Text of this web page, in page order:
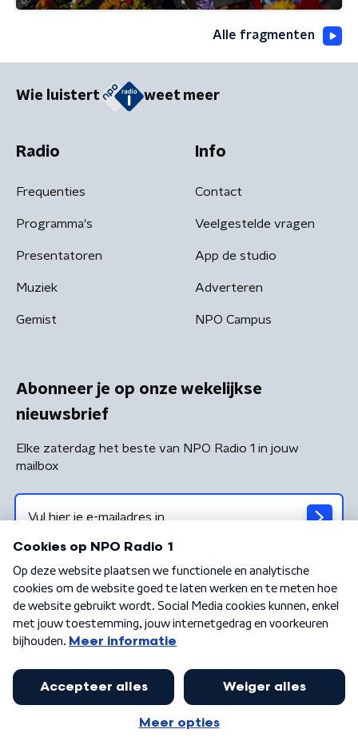
Alle fragmenten
Wie luistert weet meer
Radio
Frequenties
Programma's
Presentatoren
Muziek
Gemist
Info
Contact
Veelgestelde vragen
App de studio
Adverteren
NPO Campus
Abonneer je op onze wekelijkse
nieuwsbrief
Elke zaterdag het beste van NPO Radio 1 in jouw
mailbox
Algemene voorwaarden